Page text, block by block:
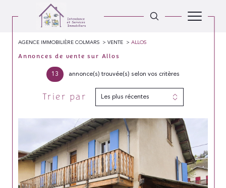
AGENCE IMMOBILIÈRE COLMARS VENTE ALLOS
Annonces de vente sur Allos
13 annonce(s) trouvée(s) selon vos critères
Trier par Les plus récentes